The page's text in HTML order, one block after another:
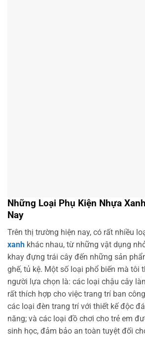
Những Loại Phụ Kiện Nhựa
Nay
Trên thị trường hiện nay, có rất nhiều
xanh khác nhau, từ những vật dụng
khay đựng trái cây đến những sản
ghế, tủ kệ. Một số loại phổ biến mà tôi
người lựa chọn là: các loại chậu cây
rất thích hợp cho việc trang trí ban
các loại đèn trang trí với thiết kế độc
năng; và các loại đồ chơi cho trẻ em
sinh học, đảm bảo an toàn tuyệt đối